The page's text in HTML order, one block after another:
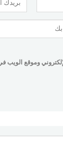
وموقع الويب